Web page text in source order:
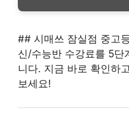
## 시매쓰 잠실점 중고
신/수능반 수강료를 5단
니다. 지금 바로 확인하
보세요!